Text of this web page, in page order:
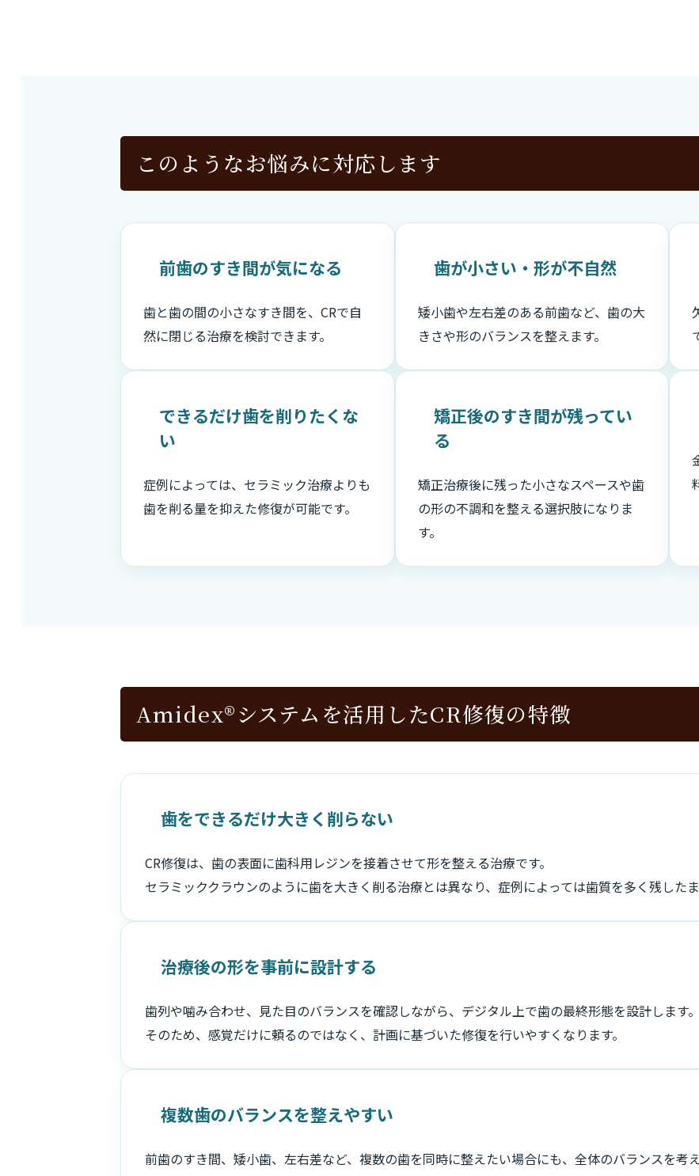
このようなお悩みに対応します
前歯のすき間が気になる
歯と歯の間の小さなすき間を、CRで自
然に閉じる治療を検討できます。
歯が小さい・形が不自然
矮小歯や左右差のある前歯など、歯の大
きさや形のバランスを整えます。
できるだけ歯を削りたくな
い
症例によっては、セラミック治療よりも
歯を削る量を抑えた修復が可能です。
矯正後のすき間が残ってい
る
矯正治療後に残った小さなスペースや歯
の形の不調和を整える選択肢になりま
す。
Amidex®システムを活用したCR修復の特徴
歯をできるだけ大きく削らない
CR修復は、歯の表面に歯科用レジンを接着させて形を整える治療です。
セラミッククラウンのように歯を大きく削る治療とは異なり、症例によっては歯質を多く残した
治療後の形を事前に設計する
歯列や噛み合わせ、見た目のバランスを確認しながら、デジタル上で歯の最終形態を設計します。
そのため、感覚だけに頼るのではなく、計画に基づいた修復を行いやすくなります。
複数歯のバランスを整えやすい
前歯のすき間、矮小歯、左右差など、複数の歯を同時に整えたい場合にも、全体のバランスを考